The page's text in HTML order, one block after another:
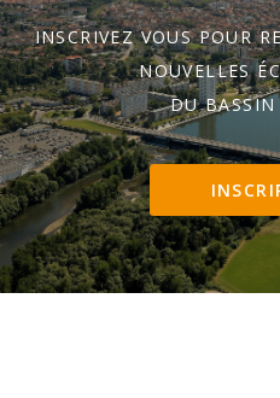
INSCRIVEZ VOUS POUR
NOUVELLES
DU BASSIN